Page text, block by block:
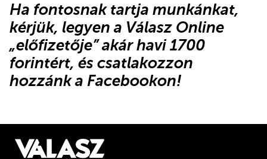
Ha fontosnak tartja munkánkat,
kérjük, legyen a Válasz Online
„előfizetője”akár havi 1700
forintért, és csatlakozzon
hozzánk a Facebookon!